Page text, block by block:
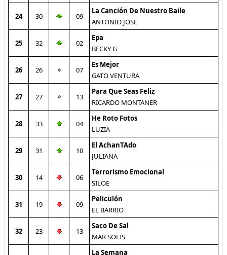
24 30 09
La Canción De Nuestro Baile
ANTONIO JOSE
25 32 02
Epa
BECKY G
26 26 07
Es Mejor
GATO VENTURA
27 27 13
Para Que Seas Feliz
RICARDO MONTANER
28 33 04
He Roto Fotos
LUZIA
29 31 10
El AchanTAdo
JULIANA
30 14 06
Terrorismo Emocional
SILOE
31 19 09
Peliculón
EL BARRIO
32 23 13
Saco De Sal
MAR SOLIS
La Semana